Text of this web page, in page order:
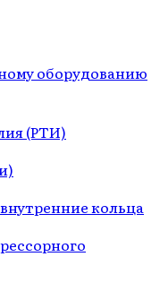
оборудованию
(РТИ)
кольца